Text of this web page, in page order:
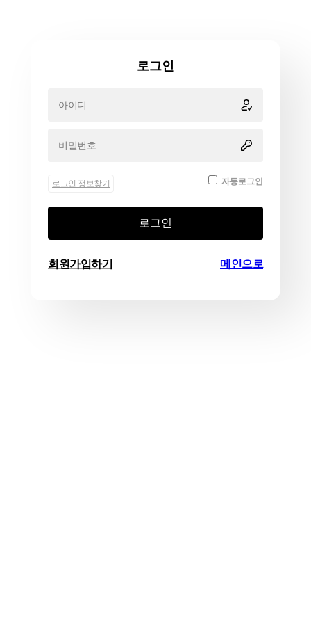
로그인
로그인 정보찾기 자동로그인
로그인
회원가입하기 메인으로